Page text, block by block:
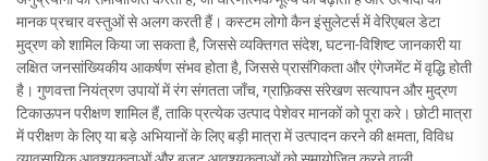
मानक प्रचार वस्तुओं से अलग करती हैं। कस्टम लोगो कैन इंसुलेटर्स में वेरिएबल डेटा
मुद्रण को शामिल किया जा सकता है, जिससे व्यक्तिगत संदेश, घटना-विशिष्ट जानकारी या
लक्षित जनसांख्यिकीय आकर्षण संभव होता है, जिससे प्रासंगिकता और एंगेजमेंट में वृद्धि होती
है। गुणवत्ता नियंत्रण उपायों में रंग संगतता जाँच, ग्राफ़िक्स संरेखण सत्यापन और मुद्रण
टिकाऊपन परीक्षण शामिल हैं, ताकि प्रत्येक उत्पाद पेशेवर मानकों को पूरा करे। छोटी मात्रा
में परीक्षण के लिए या बड़े अभियानों के लिए बड़ी मात्रा में उत्पादन करने की क्षमता, विविध